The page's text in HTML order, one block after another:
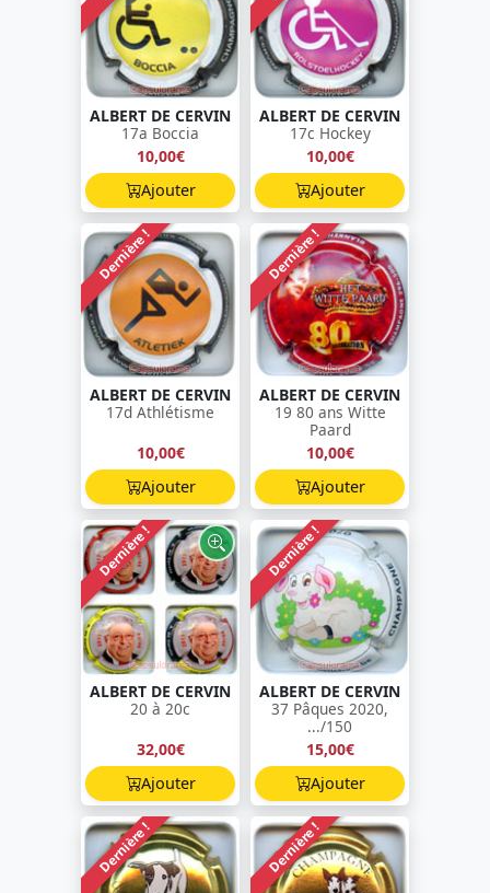
ALBERT DE CERVIN
17a Boccia
10,00€
Ajouter
ALBERT DE CERVIN
17c Hockey
10,00€
Ajouter
Dernière !
ALBERT DE CERVIN
17d Athlétisme
10,00€
Ajouter
Dernière !
ALBERT DE CERVIN
19 80 ans Witte
Paard
10,00€
Ajouter
Dernière !
ALBERT DE CERVIN
20 à 20c
32,00€
Ajouter
Dernière !
ALBERT DE CERVIN
37 Pâques 2020,
.../150
15,00€
Ajouter
Dernière ! Dernière !